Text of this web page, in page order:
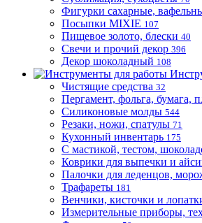
Фигурки сахарные,
Посыпки MIXIE 107
Пищевое золото, блески 40
Свечи и прочий декор 396
Декор шоколадный 108
Чистящие средства 32
Пергамент, фольга, бумага,
Силиконовые молды 544
Резаки, ножи, спатулы 71
Кухонный инвентарь 175
С мастикой, тестом,
Коврики для выпечки и
Палочки для леденцов,
Трафареты 181
Венчики, кисточки и
Измерительные приборы,